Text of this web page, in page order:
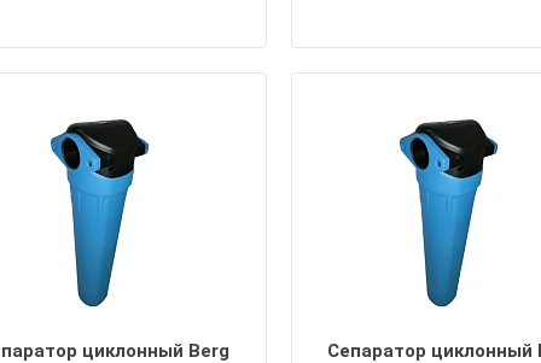
циклонный Berg
Сепаратор циклонный